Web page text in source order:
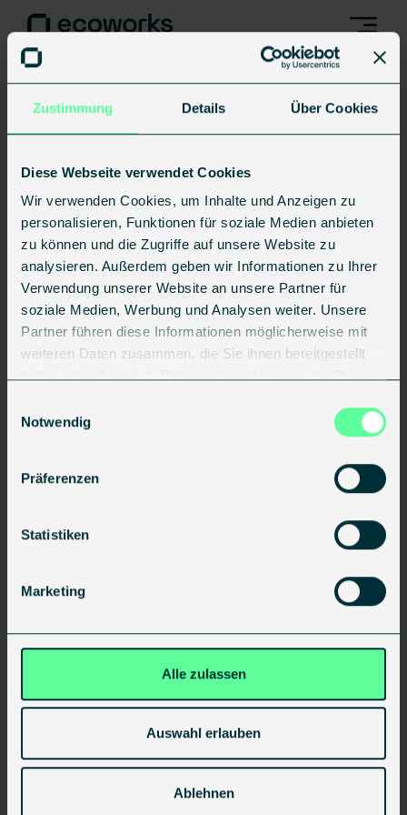
Zustimmung Details Über Cookies
Diese Webseite verwendet Cookies
Wir verwenden Cookies, um Inhalte und Anzeigen zu
personalisieren, Funktionen für soziale Medien anbieten
zu können und die Zugriffe auf unsere Website zu
analysieren. Außerdem geben wir Informationen zu Ihrer
Verwendung unserer Website an unsere Partner für
soziale Medien, Werbung und Analysen weiter. Unsere
Partner führen diese Informationen möglicherweise mit
weiteren Daten zusammen, die Sie ihnen bereitgestellt
Notwendig
Präferenzen
Statistiken
Marketing
Alle zulassen
Auswahl erlauben
Ablehnen
Topic1
Sort By
All Discussions
-
Post 1
Popular Discussions
Post 1